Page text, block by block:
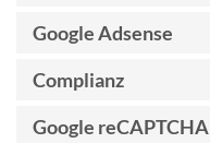
Google Adsense
Complianz
Google reCAPTCHA